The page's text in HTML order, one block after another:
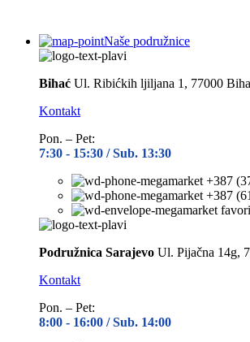
Naše podružnice
Bihać Ul. Ribićkih ljiljana 1, 77000
Kontakt
Pon. – Pet:
7:30 - 15:30 / Sub. 13:30
+387
+387
Podružnica Sarajevo Ul. Pijačna 14g,
Kontakt
Pon. – Pet:
8:00 - 16:00 / Sub. 14:00